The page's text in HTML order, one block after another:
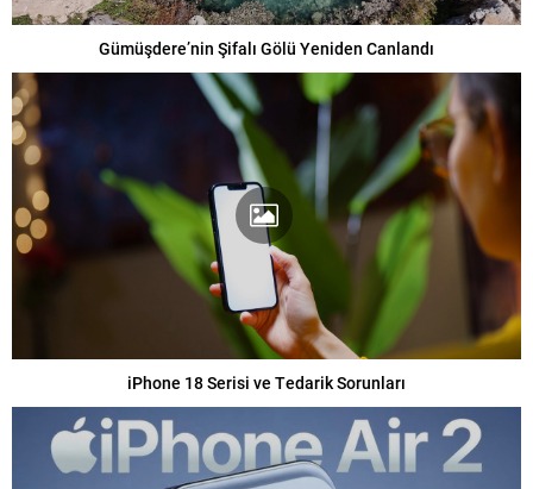
Gümüşdere’nin Şifalı Gölü Yeniden Canlandı
iPhone 18 Serisi ve Tedarik Sorunları